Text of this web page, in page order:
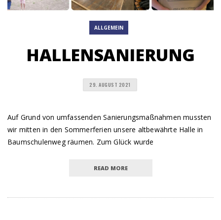
ALLGEMEIN
HALLENSANIERUNG
29. AUGUST 2021
Auf Grund von umfassenden Sanierungsmaßnahmen mussten
wir mitten in den Sommerferien unsere altbewährte Halle in
Baumschulenweg räumen. Zum Glück wurde
READ MORE